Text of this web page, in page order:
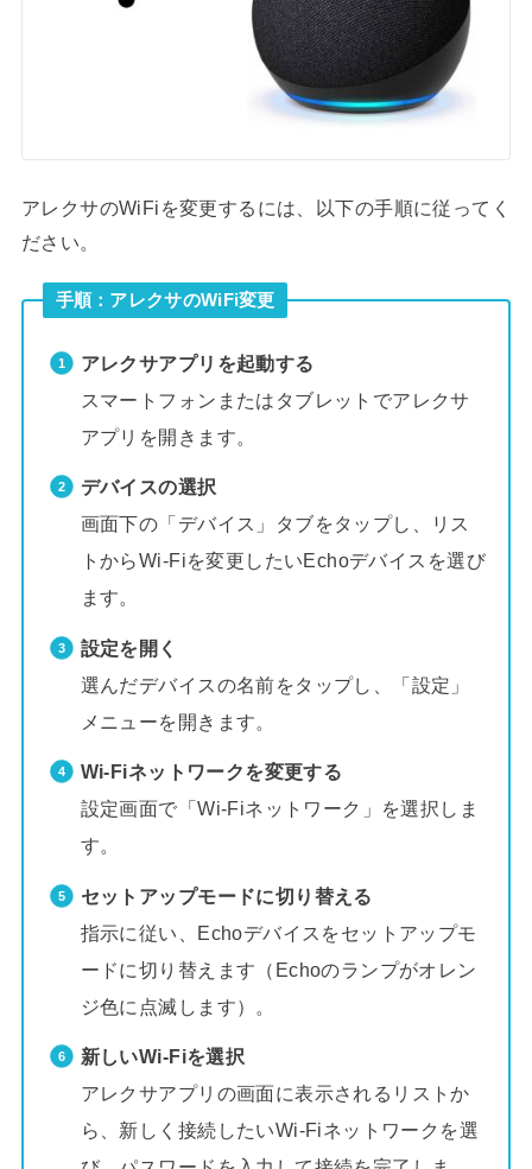
アレクサのWiFiを変更するには、以下の手順に従ってく
ださい。
手順：アレクサのWiFi変更
アレクサアプリを起動する
スマートフォンまたはタブレットでアレクサ
アプリを開きます。
デバイスの選択
画面下の「デバイス」タブをタップし、リス
トからWi-Fiを変更したいEchoデバイスを選び
ます。
設定を開く
選んだデバイスの名前をタップし、「設定」
メニューを開きます。
Wi-Fiネットワークを変更する
設定画面で「Wi-Fiネットワーク」を選択しま
す。
セットアップモードに切り替える
指示に従い、Echoデバイスをセットアップモ
ードに切り替えます（Echoのランプがオレン
ジ色に点滅します）。
新しいWi-Fiを選択
アレクサアプリの画面に表示されるリストか
ら、新しく接続したいWi-Fiネットワークを選